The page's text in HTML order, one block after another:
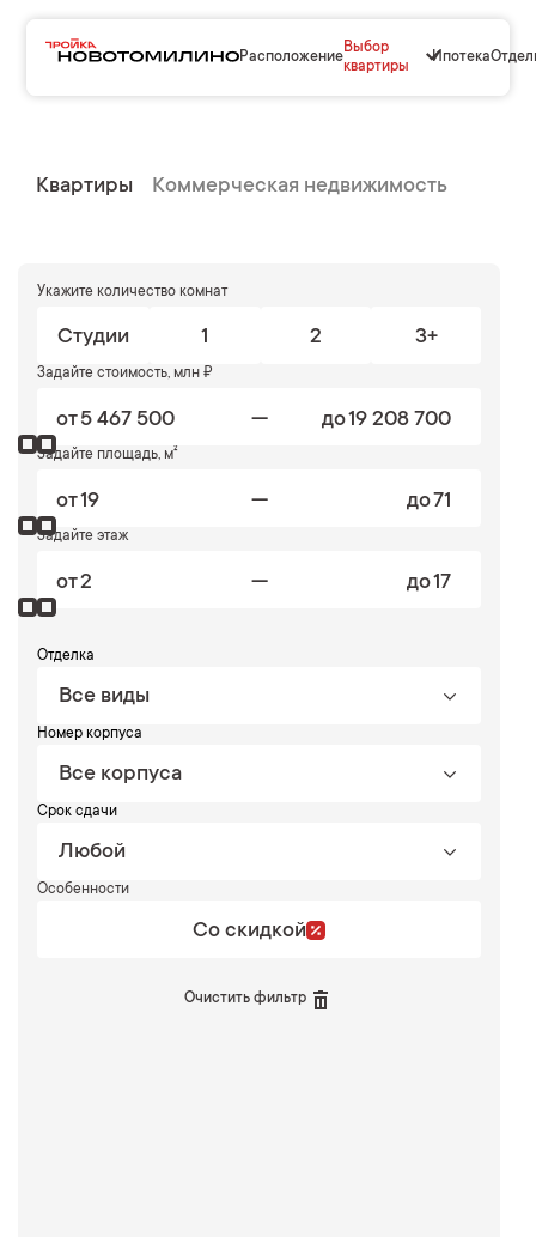
Расположение
Выбор
квартиры
Ипотека
Квартиры Коммерческая недвижимость
Укажите количество комнат
Студии 1 2 3+
Задайте стоимость, млн ₽
от — до
Задайте площадь, м²
от — до
Задайте этаж
от — до
Отделка
Все виды
Номер корпуса
Все корпуса
Срок сдачи
Любой
Особенности
Со скидкой
Очистить фильтр